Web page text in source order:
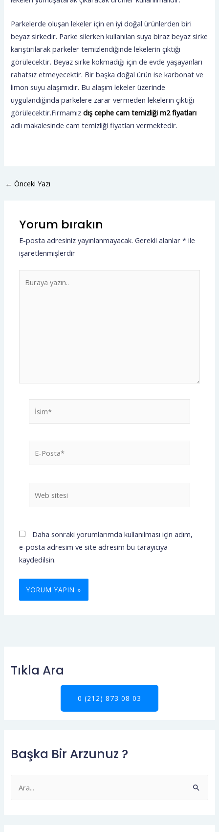
Parkelerde oluşan lekeler için en iyi doğal ürünlerden biri
beyaz sirkedir. Parke silerken kullanılan suya biraz beyaz sirke
karıştırılarak parkeler temizlendiğinde lekelerin çıktığı
görülecektir. Beyaz sirke kokmadığı için de evde yaşayanları
rahatsız etmeyecektir. Bir başka doğal ürün ise karbonat ve
limon suyu alaşımıdır. Bu alaşım lekeler üzerinde
uygulandığında parkelere zarar vermeden lekelerin çıktığı
görülecektir.Firmamızdış cephe cam temizliği m2 fiyatları
adlı makalesinde cam temizliği fiyatları vermektedir.
← Önceki Yazı
Yorum bırakın
E-posta adresiniz yayınlanmayacak. Gerekli alanlar* ile
işaretlenmişlerdir
sitesi
Daha sonraki yorumlarımda kullanılması için adım,
e-posta adresim ve site adresim bu tarayıcıya
kaydedilsin.
Tıkla Ara
0 (212) 873 08 03
Başka Bir Arzunuz ?
e